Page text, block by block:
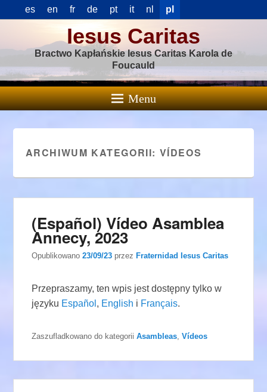
es en fr de pt it nl pl
Iesus Caritas
Bractwo Kapłańskie Iesus Caritas Karola de
Foucauld
Menu
ARCHIWUM KATEGORII: VÍDEOS
(Español) Vídeo Asamblea
Annecy, 2023
Opublikowano23/09/23 przez Fraternidad Iesus Caritas
Przepraszamy, ten wpis jest dostępny tylko w
języku Español , English i Français.
Zaszufladkowano do kategorii Asambleas ,Vídeos